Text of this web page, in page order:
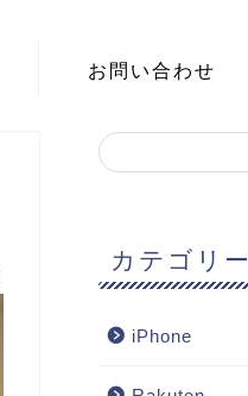
お問い合わせ
カテゴリー
iPhone